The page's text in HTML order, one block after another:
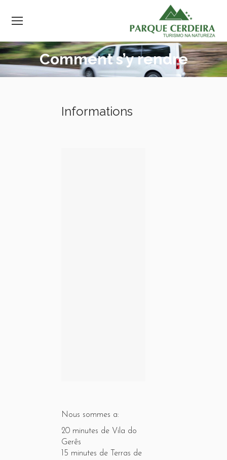
Comment s’y rendre
Informations
Nous sommes a:
20 minutes de Vila do
Gerês
15 minutes de Terras de